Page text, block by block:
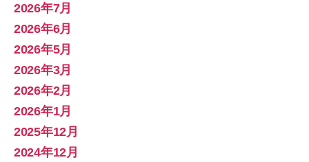
2026年7月
2026年6月
2026年5月
2026年3月
2026年2月
2026年1月
2025年12月
2024年12月